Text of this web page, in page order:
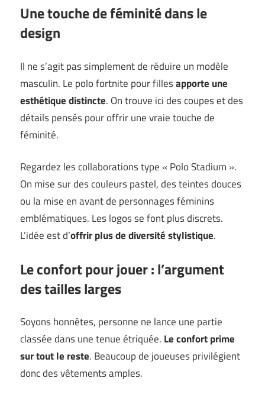
Une touche de féminité dans le
design
Il ne s’agit pas simplement de réduire un modèle
masculin. Le polo fortnite pour fillesapporte une
esthétique distincte. On trouve ici des coupes et des
détails pensés pour offrir une vraie touche de
féminité.
Regardez les collaborations type « Polo Stadium ».
On mise sur des couleurs pastel, des teintes douces
ou la mise en avant de personnages féminins
emblématiques. Les logos se font plus discrets.
L’idée est d’offrir plus de diversité stylistique.
Le confort pour jouer : l’argument
des tailles larges
Soyons honnêtes, personne ne lance une partie
classée dans une tenue étriquée. Le confort prime
sur tout le reste. Beaucoup de joueuses privilégient
donc des vêtements amples.